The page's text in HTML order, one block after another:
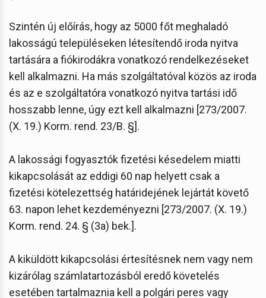
Szintén új előírás, hogy az 5000 főt meghaladó
lakosságú településeken létesítendő iroda nyitva
tartására a fiókirodákra vonatkozó rendelkezéseket
kell alkalmazni. Ha más szolgáltatóval közös az iroda
és az e szolgáltatóra vonatkozó nyitva tartási idő
hosszabb lenne, úgy ezt kell alkalmazni [273/2007.
(X. 19.) Korm. rend. 23/B. §].
A lakossági fogyasztók fizetési késedelem miatti
kikapcsolását az eddigi 60 nap helyett csak a
fizetési kötelezettség határidejének lejártát követő
63. napon lehet kezdeményezni [273/2007. (X. 19.)
Korm. rend. 24. § (3a) bek.].
A kiküldött kikapcsolási értesítésnek nem vagy nem
kizárólag számlatartozásból eredő követelés
esetében tartalmaznia kell a polgári peres vagy